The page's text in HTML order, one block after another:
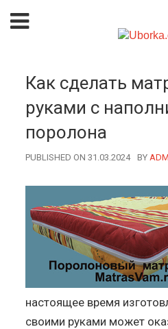
Как сделать
руками с
поролона
PUBLISHED ON 31.03.2024 BY
настоящее время
своими руками может